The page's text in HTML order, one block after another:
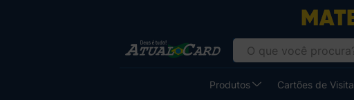
Produtos Cartões de Visita